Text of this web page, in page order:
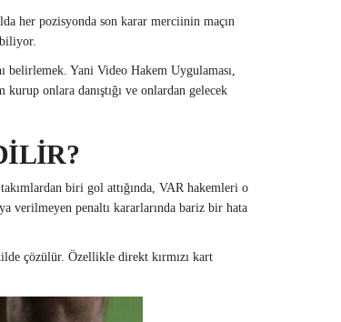
her pozisyonda son karar merciinin maçın
belirlemek. Yani Video Hakem Uygulaması,
onlara danıştığı ve onlardan gelecek
biri gol attığında, VAR hakemleri o
verilmeyen penaltı kararlarında bariz bir hata
çözülür. Özellikle direkt kırmızı kart